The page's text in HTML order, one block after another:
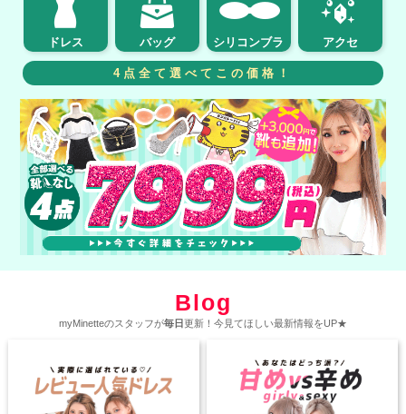
ドレス バッグ シリコンブラ アクセ
4点全て選べてこの価格！
Blog
myMinetteのスタッフが毎日 更新！今見てほしい最新情報をUP★